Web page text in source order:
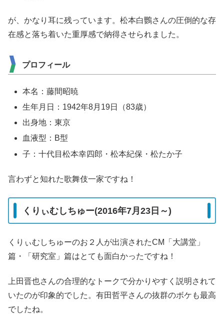
が、かなり耳に残っています。松本白鸚さんの圧倒的な存
在感と落ち着いた重厚感で納得させられました。
プロフィール
本名：藤間昭暁
生年月日：1942年8月19日（83歳）
出身地：東京
血液型：B型
子：十代目松本幸四郎・松本紀保・松たか子
言わずと知れた歌舞伎一家ですね！
くりぃむしちゅー(2016年7月23日～)
くりぃむしちゅーのお２人が出演されたCM「大講堂」
篇・「研究室」篇はとても面白かったですね！
上田晋也さんの合理的なトークで分かりやすく説明されて
いたのが印象的でした。有田哲平さんの抜群のボケも最高
でしたね。